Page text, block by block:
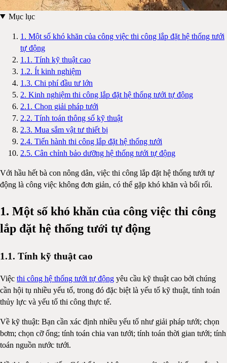
Mục lục
1. Một số khó khăn của công việc thi công lắp đặt hệ thống tưới
tự động
1.1. Tính kỹ thuật cao
1.2. Ít kinh nghiệm
1.3. Chi phí đầu tư lớn
2. Kinh nghiệm thi công lắp đặt hệ thống tưới tự động
2.1. Chọn giải pháp tưới
2.2. Tính toán thông số kỹ thuật
2.3. Mua sắm vật tư thiết bị
2.4. Tiến hành thi công lắp đặt hệ thống tưới
2.5. Cân chỉnh bảo dưỡng hệ thống tưới tự động
Với hầu hết bà con nông dân, việc thi công lắp đặt hệ thống tưới tự
động là công việc không đơn giản, có thể gặp khó khăn và bối rối.
1. Một số khó khăn của công việc thi công
lắp đặt hệ thống tưới tự động
1.1. Tính kỹ thuật cao
Việc thi công hệ thống tưới tự động yêu cầu kỹ thuật cao bởi chúng
cần hội tụ nhiều yếu tố, trong đó đặc biệt là yếu tố kỹ thuật, tính toán
thủy lực và yếu tố thi công thực tế.
Về kỹ thuật: Bạn cần xác định nhiều yếu tố như giải pháp tưới; chọn
bơm; chọn cỡ ống; tính toán chia van tưới; tính toán thời gian tưới; tính
toán nguồn nước tưới.